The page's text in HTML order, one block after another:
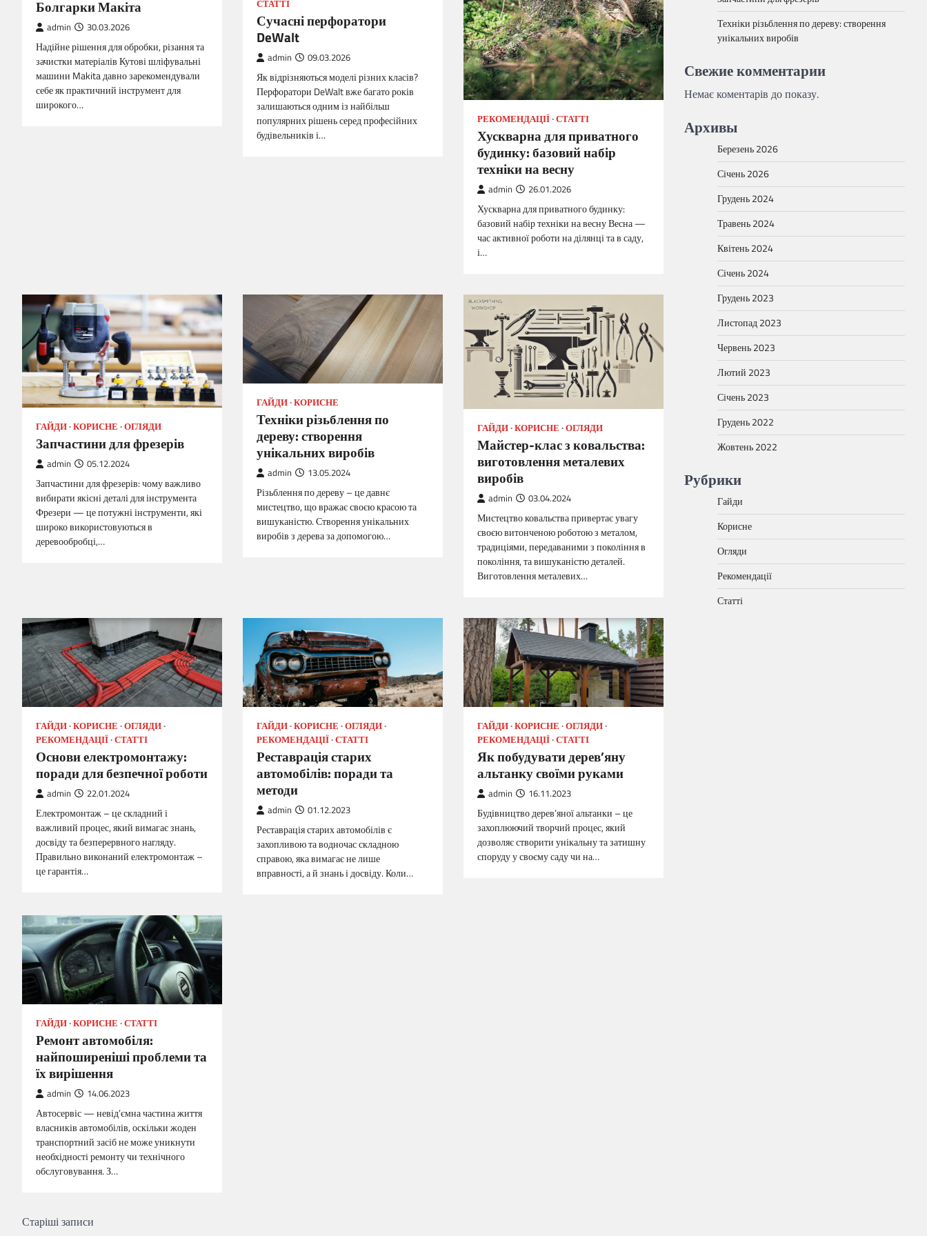
Болгарки Макіта
admin 30.03.2026
Надійне рішення для обробки, різання та
зачистки матеріалів Кутові шліфувальні
машини Makita давно зарекомендували
себе як практичний інструмент для
широкого…
СТАТТІ
Сучасні перфоратори
DeWalt
admin 09.03.2026
Як відрізняються моделі різних класів?
Перфоратори DeWalt вже багато років
залишаються одним із найбільш
популярних рішень серед професійних
будівельників і…
РЕКОМЕНДАЦІЇ СТАТТІ
Хускварна для приватного
будинку: базовий набір
техніки на весну
admin 26.01.2026
Хускварна для приватного будинку:
базовий набір техніки на весну Весна —
час активної роботи на ділянці та в саду,
і…
ГАЙДИ КОРИСНЕ ОГЛЯДИ
Запчастини для фрезерів
admin 05.12.2024
Запчастини для фрезерів: чому важливо
вибирати якісні деталі для інструмента
Фрезери — це потужні інструменти, які
широко використовуються в
деревообробці,…
ГАЙДИ КОРИСНЕ
Техніки різьблення по
дереву: створення
унікальних виробів
admin 13.05.2024
Різьблення по дереву – це давнє
мистецтво, що вражає своєю красою та
вишуканістю. Створення унікальних
виробів з дерева за допомогою…
ГАЙДИ КОРИСНЕ ОГЛЯДИ
Майстер-клас з ковальства:
виготовлення металевих
виробів
admin 03.04.2024
Мистецтво ковальства привертає увагу
своєю витонченою роботою з металом,
традиціями, передаваними з покоління в
покоління, та вишуканістю деталей.
Виготовлення металевих…
ГАЙДИ КОРИСНЕ ОГЛЯДИ
РЕКОМЕНДАЦІЇ СТАТТІ
Основи електромонтажу:
поради для безпечної роботи
admin 22.01.2024
Електромонтаж – це складний і
важливий процес, який вимагає знань,
досвіду та безперервного нагляду.
Правильно виконаний електромонтаж –
це гарантія…
ГАЙДИ КОРИСНЕ ОГЛЯДИ
РЕКОМЕНДАЦІЇ СТАТТІ
Реставрація старих
автомобілів: поради та
методи
admin 01.12.2023
Реставрація старих автомобілів є
захопливою та водночас складною
справою, яка вимагає не лише
вправності, а й знань і досвіду. Коли…
ГАЙДИ КОРИСНЕ ОГЛЯДИ
РЕКОМЕНДАЦІЇ СТАТТІ
Як побудувати дерев’яну
альтанку своїми руками
admin 16.11.2023
Будівництво дерев’яної альтанки – це
захоплюючий творчий процес, який
дозволяє створити унікальну та затишну
споруду у своєму саду чи на…
ГАЙДИ КОРИСНЕ СТАТТІ
Ремонт автомобіля:
найпоширеніші проблеми та
їх вирішення
admin 14.06.2023
Автосервіс — невід’ємна частина життя
власників автомобілів, оскільки жоден
транспортний засіб не може уникнути
необхідності ремонту чи технічного
обслуговування. З…
Навігація
Старіші записи
Техніки різьблення по дереву: створення
унікальних виробів
Свежие комментарии
Немає коментарів до показу.
Архивы
Березень 2026
Січень 2026
Грудень 2024
Травень 2024
Квітень 2024
Січень 2024
Грудень 2023
Листопад 2023
Червень 2023
Лютий 2023
Січень 2023
Грудень 2022
Жовтень 2022
Рубрики
Гайди
Корисне
Огляди
Рекомендації
Статті